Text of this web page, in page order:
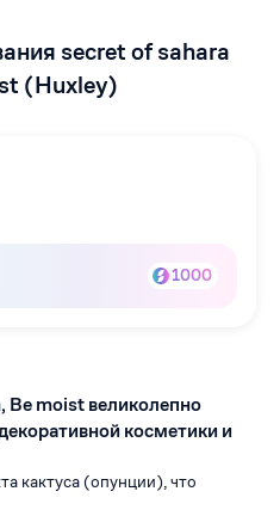
secret of sahara
(Huxley)
1000
moist великолепно
косметики и
кактуса (опунции), что